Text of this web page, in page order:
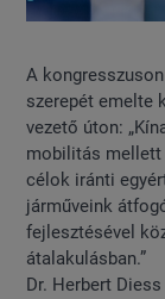
A
szerepét emelte
vezető úton:
mobilitás mellett
célok iránti
járműveink
fejlesztésével
átalakulásban.”
Dr. Herbert